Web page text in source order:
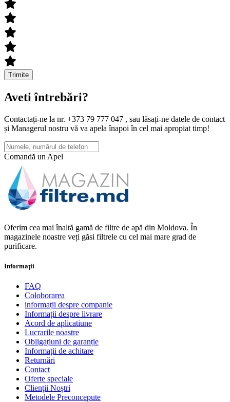
Trimite
Aveti întrebări?
Contactați-ne la nr. +373 79 777 047 , sau lăsați-ne datele de contact
și Managerul nostru vă va apela înapoi în cel mai apropiat timp!
Comandă un Apel
Oferim cea mai înaltă gamă de filtre de apă din Moldova. În
magazinele noastre veți găsi filtrele cu cel mai mare grad de
purificare.
Informaţii
FAQ
Coloborarea
informații despre companie
Informații despre livrare
Acord de aplicatiune
Lucrarile noastre
Obligațiuni de garanție
Informații de achitare
Returnări
Contact
Oferte speciale
Clienții Noștri
Metodele Preconcepute